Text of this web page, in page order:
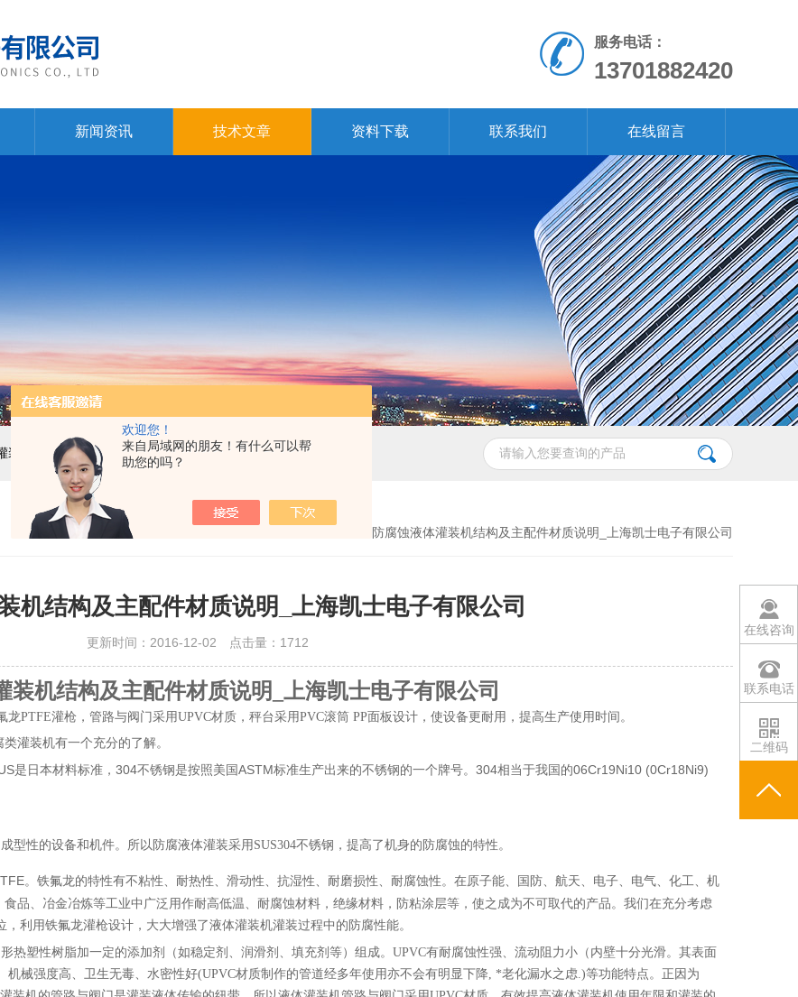
欢迎您！
来自局域网的朋友！有什么可以帮
助您的吗？
服务电话：
13701882420
新闻资讯 技术文章 资料下载 联系我们 在线留言
装机设备,液体灌装生产线
> 防腐蚀液体灌装机结构及主配件材质说明_上海凯士电子有限公司
机结构及主配件材质说明_上海凯士电子有限公司
更新时间：2016-12-02 点击量： 1712
装机结构及主配件材质说明 _上海凯士电子有限公司
PTFE灌枪，管路与阀门采用UPVC材质，秤台采用PVC滚筒 PP面板设计，使设备更耐用，提高生产使用时间。
灌装机有一个充分的了解。
是日本材料标准，304不锈钢是按照美国ASTM标准生产出来的不锈钢的一个牌号。304相当于我国的06Cr19Ni10 (0Cr18Ni9)
型性的设备和机件。 所以防腐液体灌装采用SUS304不锈钢，提高了机身的防腐蚀的特性。
。铁氟龙的特性有不粘性、耐热性、滑动性、抗湿性、耐磨损性、耐腐蚀性。 在原子能、国防、航天、电子、电气、化工、机
品、冶金冶炼等工业中广泛用作耐高低温、耐腐蚀材料，绝缘材料，防粘涂层等，使之成为不可取代的产品。 我们在充分考虑
利用铁氟龙灌枪设计，大大增强了液体灌装机灌装过程中的防腐性能。
热塑性树脂加一定的添加剂（如稳定剂、润滑剂、填充剂等）组成。 UPVC有耐腐蚀性强、流动阻力小（ 内壁十分光滑。其表面
机械强度高、卫生无毒、水密性好(UPVC材质制作的管道经多年使用亦不会有明显下降, *老化漏水之虑.)等功能特点。正因为
在线咨询
联系电话
二维码